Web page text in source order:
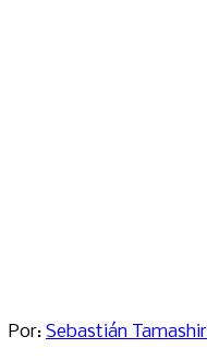
Por: Sebastián